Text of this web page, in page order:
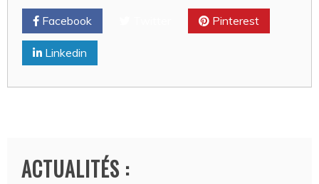
Facebook Pinterest
Linkedin
ACTUALITÉS :